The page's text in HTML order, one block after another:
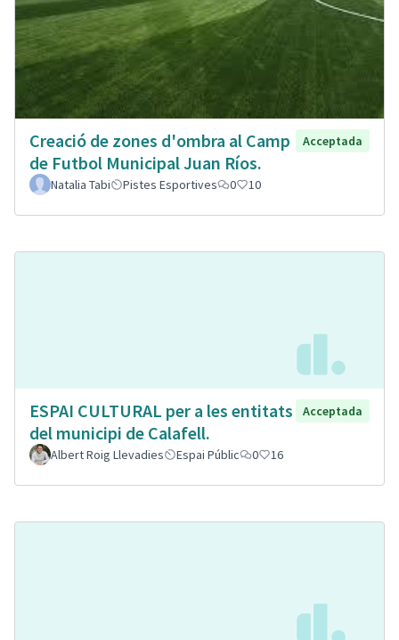
Creació de zones d'ombra al Camp
de Futbol Municipal Juan Ríos.
Acceptada
Natalia Tabi Pistes Esportives 0 10
ESPAI CULTURAL per a les entitats
del municipi de Calafell.
Acceptada
Albert Roig Llevadies Espai Públic 0 16